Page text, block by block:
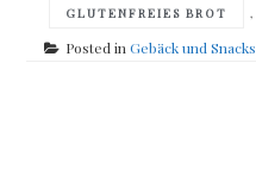
GLUTENFREIES BROT ,
Posted inGebäck und Snacks